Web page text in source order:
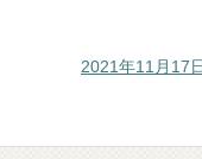
2021年11月17